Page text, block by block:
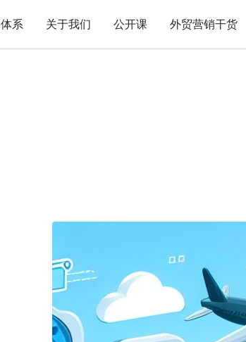
系 关于我们 公开课 外贸营销干货